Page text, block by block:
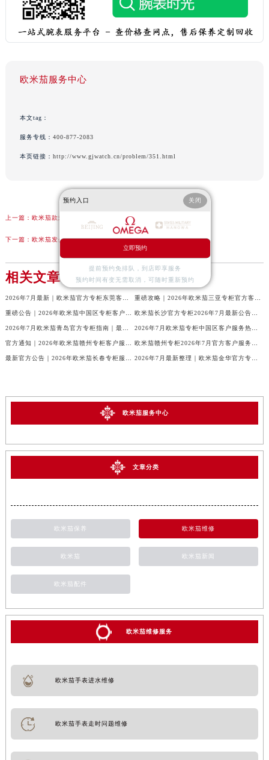
欧米茄服务中心
本文tag：
服务专线： 400-877-2083
本页链接： http://www.gjwatch.cn/problem/351.html
上一篇： 欧米茄款式档次排名
下一篇： 欧米茄发条一直上不紧处理技巧
相关文章
2026年7月最新｜欧米茄官方专柜东莞客户服务电话及门店信息一册通 重磅攻略｜2026年欧米茄三亚专柜官方客户服务热线与门店信息大全
重磅公告｜2026年欧米茄中国区专柜客户服务电话（7月最新）全收录 欧米茄长沙官方专柜2026年7月最新公告｜服务热线与客户服务信息
2026年7月欧米茄青岛官方专柜指南｜最新门店服务+专属客服热线，建议收藏 2026年7月欧米茄专柜中国区客户服务热线｜官方公告+门店详情全解读
官方通知｜2026年欧米茄赣州专柜客户服务热线全新升级（附7月最新专柜信息汇总） 欧米茄赣州专柜2026年7月官方客户服务热线｜信息汇总与核验
最新官方公告｜2026年欧米茄长春专柜服务信息整合，客服热线7月已更新 2026年7月最新整理｜欧米茄金华官方专柜名录及客户服务电话，一篇看懂！
欧米茄服务中心
文章分类
欧米茄保养 欧米茄维修
欧米茄 欧米茄新闻
欧米茄配件
欧米茄维修服务
欧米茄手表进水维修
欧米茄手表走时问题维修
预约入口 关闭
立即预约
提前预约免排队，到店即享服务
预约时间有变无需取消，可随时重新预约